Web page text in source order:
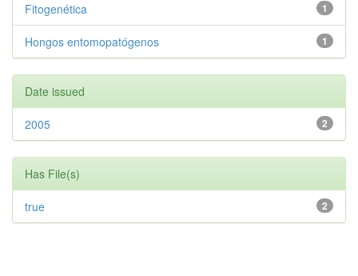
1
Fitogenética
1
Hongos entomopatógenos
Date issued
2
2005
Has File(s)
2
true